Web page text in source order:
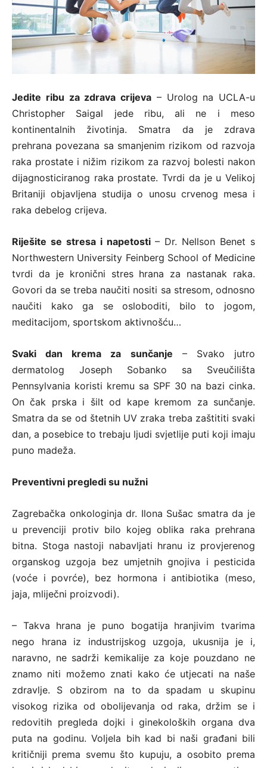
Jedite ribu za zdrava crijeva – Urolog na UCLA-u
Christopher Saigal jede ribu, ali ne i meso
kontinentalnih životinja. Smatra da je zdrava
prehrana povezana sa smanjenim rizikom od razvoja
raka prostate i nižim rizikom za razvoj bolesti nakon
dijagnosticiranog raka prostate. Tvrdi da je u Velikoj
Britaniji objavljena studija o unosu crvenog mesa i
raka debelog crijeva.
Riješite se stresa i napetosti– Dr. Nellson Benet s
Northwestern University Feinberg School of Medicine
tvrdi da je kronični stres hrana za nastanak raka.
Govori da se treba naučiti nositi sa stresom, odnosno
naučiti kako ga se osloboditi, bilo to jogom,
meditacijom, sportskom aktivnošću…
Svaki dan krema za sunčanje – Svako jutro
dermatolog Joseph Sobanko sa Sveučilišta
Pennsylvania koristi kremu sa SPF 30 na bazi cinka.
On čak prska i šilt od kape kremom za sunčanje.
Smatra da se od štetnih UV zraka treba zaštititi svaki
dan, a posebice to trebaju ljudi svjetlije puti koji imaju
puno madeža.
Preventivni pregledi su nužni
Zagrebačka onkologinja dr. Ilona Sušac smatra da je
u prevenciji protiv bilo kojeg oblika raka prehrana
bitna. Stoga nastoji nabavljati hranu iz provjerenog
organskog uzgoja bez umjetnih gnojiva i pesticida
(voće i povrće), bez hormona i antibiotika (meso,
jaja, mliječni proizvodi).
– Takva hrana je puno bogatija hranjivim tvarima
nego hrana iz industrijskog uzgoja, ukusnija je i,
naravno, ne sadrži kemikalije za koje pouzdano ne
znamo niti možemo znati kako će utjecati na naše
zdravlje. S obzirom na to da spadam u skupinu
visokog rizika od obolijevanja od raka, držim se i
redovitih pregleda dojki i ginekoloških organa dva
puta na godinu. Voljela bih kad bi naši građani bili
kritičniji prema svemu što kupuju, a osobito prema